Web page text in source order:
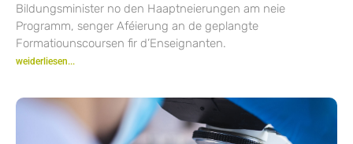
Bildungsminister no den Haaptneierungen am neie
Programm, senger Aféierung an de geplangte
Formatiounscoursen fir d’Enseignanten.
weiderliesen...